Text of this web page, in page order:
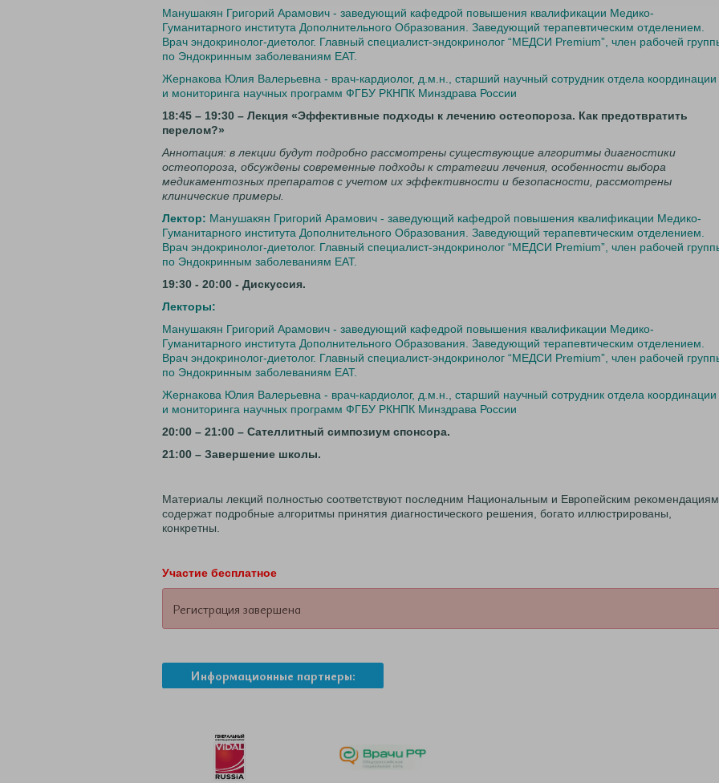
Манушакян Григорий Арамович - заведующий кафедрой повышения квалификации Медико-
Гуманитарного института Дополнительного Образования. Заведующий терапевтическим отделением.
Врач эндокринолог-диетолог. Главный специалист-эндокринолог “МЕДСИ Premium”, член рабочей
по Эндокринным заболеваниям ЕАТ.
Жернакова Юлия Валерьевна - врач-кардиолог, д.м.н., старший научный сотрудник отдела координации
и мониторинга научных программ ФГБУ РКНПК Минздрава России
18:45 – 19:30 – Лекция «Эффективные подходы к лечению остеопороза. Как предотвратить
перелом?»
Аннотация: в лекции будут подробно рассмотрены существующие алгоритмы диагностики
остеопороза, обсуждены современные подходы к стратегии лечения, особенности выбора
медикаментозных препаратов с учетом их эффективности и безопасности, рассмотрены
клинические примеры.
Лектор: Манушакян Григорий Арамович - заведующий кафедрой повышения квалификации Медико-
Гуманитарного института Дополнительного Образования. Заведующий терапевтическим отделением.
Врач эндокринолог-диетолог. Главный специалист-эндокринолог “МЕДСИ Premium”, член рабочей
по Эндокринным заболеваниям ЕАТ.
19:30 - 20:00 - Дискуссия.
Лекторы:
Манушакян Григорий Арамович - заведующий кафедрой повышения квалификации Медико-
Гуманитарного института Дополнительного Образования. Заведующий терапевтическим отделением.
Врач эндокринолог-диетолог. Главный специалист-эндокринолог “МЕДСИ Premium”, член рабочей
по Эндокринным заболеваниям ЕАТ.
Жернакова Юлия Валерьевна - врач-кардиолог, д.м.н., старший научный сотрудник отдела координации
и мониторинга научных программ ФГБУ РКНПК Минздрава России
20:00 – 21:00 – Сателлитный симпозиум спонсора.
21:00 – Завершение школы.
Материалы лекций полностью соответствуют последним Национальным и Европейским
содержат подробные алгоритмы принятия диагностического решения, богато иллюстрированы,
конкретны.
Участие бесплатное
Регистрация завершена
Информационные партнеры: